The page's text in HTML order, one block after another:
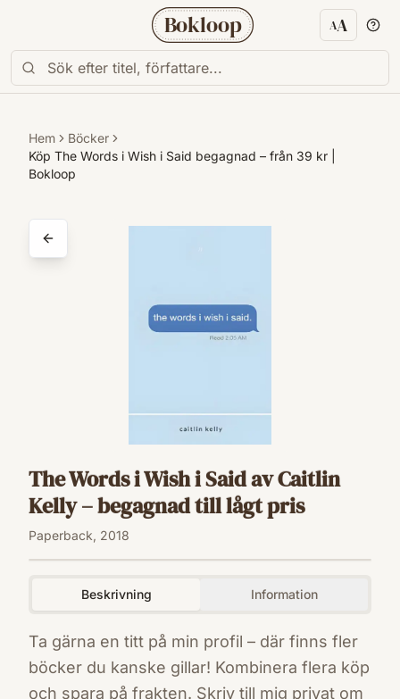
Bokloop AA
Hem
Böcker
Köp The Words i Wish i Said begagnad – från 39 kr |
Bokloop
The Words i Wish i Said av Caitlin
Kelly – begagnad till lågt pris
Paperback, 2018
Beskrivning Information
Ta gärna en titt på min profil – där finns fler
böcker du kanske gillar! Kombinera flera köp
och spara på frakten. Skriv till mig privat om